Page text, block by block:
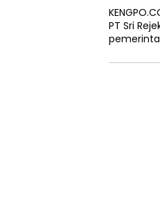
PT Sri